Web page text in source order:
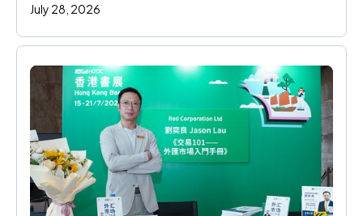
July 28, 2026